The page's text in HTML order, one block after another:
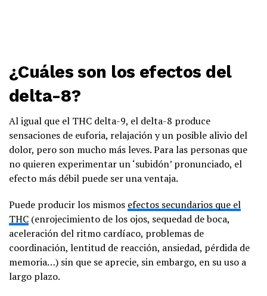
¿Cuáles son los efectos del
delta-8?
Al igual que el THC delta-9, el delta-8 produce
sensaciones de euforia, relajación y un posible alivio del
dolor, pero son mucho más leves. Para las personas que
no quieren experimentar un ‘subidón’ pronunciado, el
efecto más débil puede ser una ventaja.
Puede producir los mismos efectos secundarios que el
THC (enrojecimiento de los ojos, sequedad de boca,
aceleración del ritmo cardíaco, problemas de
coordinación, lentitud de reacción, ansiedad, pérdida de
memoria…) sin que se aprecie, sin embargo, en su uso a
largo plazo.